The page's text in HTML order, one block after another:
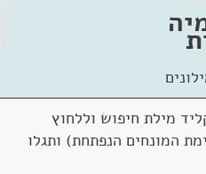
מילת חיפוש וללחוץ
המונחים הנפתחת) ותגלו